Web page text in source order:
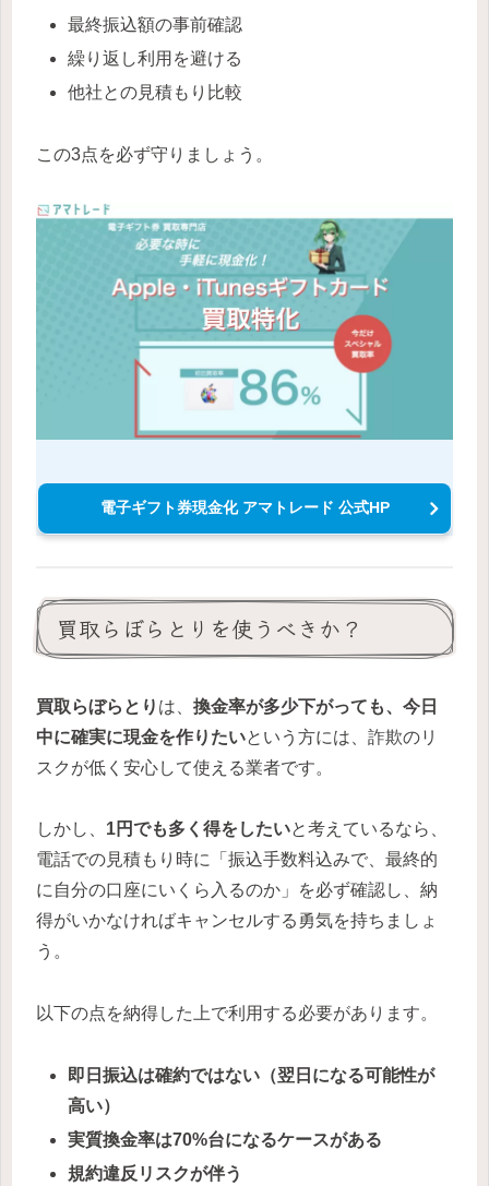
最終振込額の事前確認
繰り返し利用を避ける
他社との見積もり比較
この3点を必ず守りましょう。
電子ギフト券現金化 アマトレード 公式HP
買取らぼらとりを使うべきか？
買取らぼらとり は、 換金率が多少下がっても、今日
中に確実に現金を作りたいという方には、詐欺のリ
スクが低く安心して使える業者です。
しかし、 1円でも多く得をしたいと考えているなら、
電話での見積もり時に「振込手数料込みで、最終的
に自分の口座にいくら入るのか」を必ず確認し、納
得がいかなければキャンセルする勇気を持ちましょ
う。
以下の点を納得した上で利用する必要があります。
即日振込は確約ではない（翌日になる可能性が
高い）
実質換金率は70%台になるケースがある
規約違反リスクが伴う